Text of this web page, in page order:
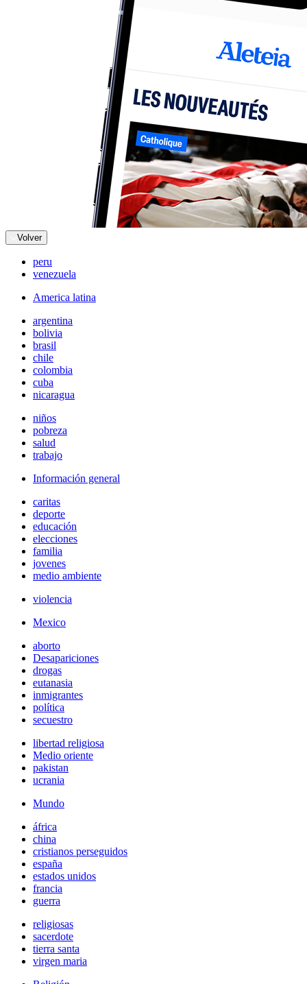
Volver
peru
venezuela
America latina
argentina
bolivia
brasil
chile
colombia
cuba
nicaragua
niños
pobreza
salud
trabajo
Información general
caritas
deporte
educación
elecciones
familia
jovenes
medio ambiente
violencia
Mexico
aborto
Desapariciones
drogas
eutanasia
inmigrantes
política
secuestro
libertad religiosa
Medio oriente
pakistan
ucrania
Mundo
áfrica
china
cristianos perseguidos
españa
estados unidos
francia
guerra
religiosas
sacerdote
tierra santa
virgen maria